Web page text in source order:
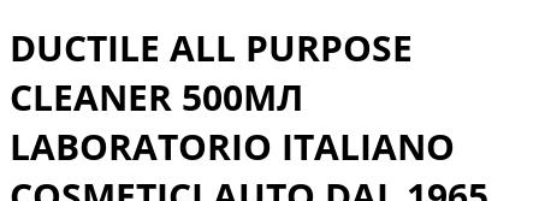
DUCTILE ALL PURPOSE
CLEANER 500МЛ
LABORATORIO ITALIANO